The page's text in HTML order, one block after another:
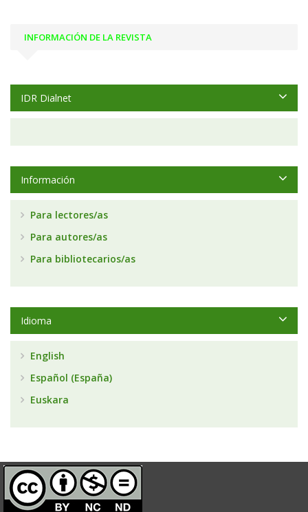
INFORMACIÓN DE LA REVISTA
IDR Dialnet
Información
Para lectores/as
Para autores/as
Para bibliotecarios/as
Idioma
English
Español (España)
Euskara